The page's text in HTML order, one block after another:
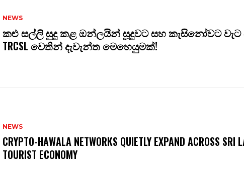
NEWS
කළු සල්ලි සුදු කළ ඔන්ලයින් සූදුවට සහ කැසිනෝවට වැට
TRCSL වෙතින් දැවැන්ත මෙහෙයුමක්!
NEWS
CRYPTO-HAWALA NETWORKS QUIETLY EXPAND ACROSS SRI
TOURIST ECONOMY